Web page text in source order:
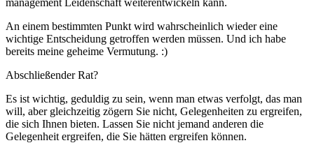
An einem bestimmten Punkt wird wahrscheinlich wieder eine
wichtige Entscheidung getroffen werden müssen. Und ich habe
bereits meine geheime Vermutung. :)
Abschließender Rat?
Es ist wichtig, geduldig zu sein, wenn man etwas verfolgt, das man
will, aber gleichzeitig zögern Sie nicht, Gelegenheiten zu ergreifen,
die sich Ihnen bieten. Lassen Sie nicht jemand anderen die
Gelegenheit ergreifen, die Sie hätten ergreifen können.